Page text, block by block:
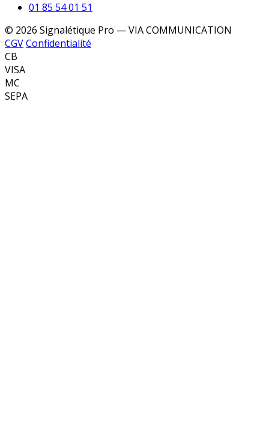
01 85 54 01 51
© 2026 Signalétique Pro — VIA COMMUNICATION
CGVConfidentialité
CB
VISA
MC
SEPA